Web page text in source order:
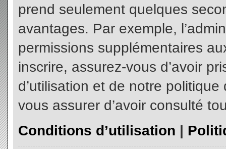
prend seulement quelques
avantages. Par exemple,
permissions supplémentaires
inscrire, assurez-vous d’avoir
d’utilisation et de notre
vous assurer d’avoir consulté
Conditions d’utilisation |